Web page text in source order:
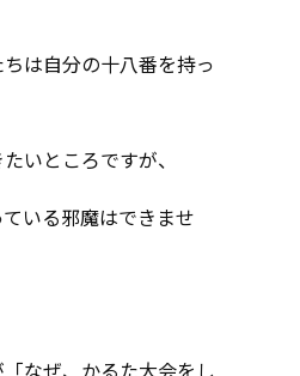
は自分の十八番を持っ
いところですが、
いる邪魔はできませ
なぜ、かるた大会をし